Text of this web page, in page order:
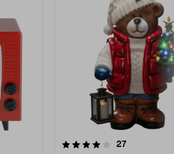
27recensioner
4.0 av 5 stjärnor